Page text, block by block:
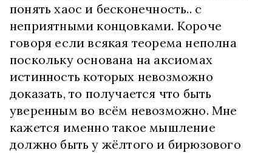
понять хаос и бесконечность.. с
неприятными концовками. Короче
говоря если всякая теорема неполна
поскольку основана на аксиомах
истинность которых невозможно
доказать, то получается что быть
уверенным во всём невозможно. Мне
кажется именно такое мышление
должно быть у жёлтого и бирюзового